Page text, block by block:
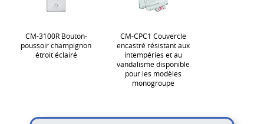
CM-3100R Bouton-
poussoir champignon
étroit éclairé
CM-CPC1 Couvercle
encastré résistant aux
intempéries et au
vandalisme disponible
pour les modèles
monogroupe